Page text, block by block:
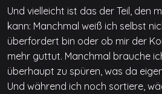
Und vielleicht ist das der Teil, den
kann: Manchmal weiß ich selbst
überfordert bin oder ob mir der
mehr guttut. Manchmal brauche
überhaupt zu spüren, was da
Und während ich noch sortiere,